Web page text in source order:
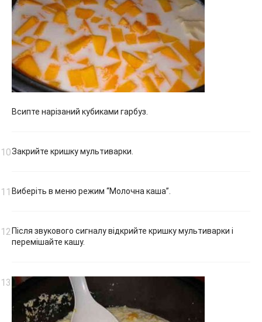
Всипте нарізаний кубиками гарбуз.
Закрийте кришку мультиварки.
Виберіть в меню режим “Молочна каша”.
Після звукового сигналу відкрийте кришку мультиварки і
перемішайте кашу.